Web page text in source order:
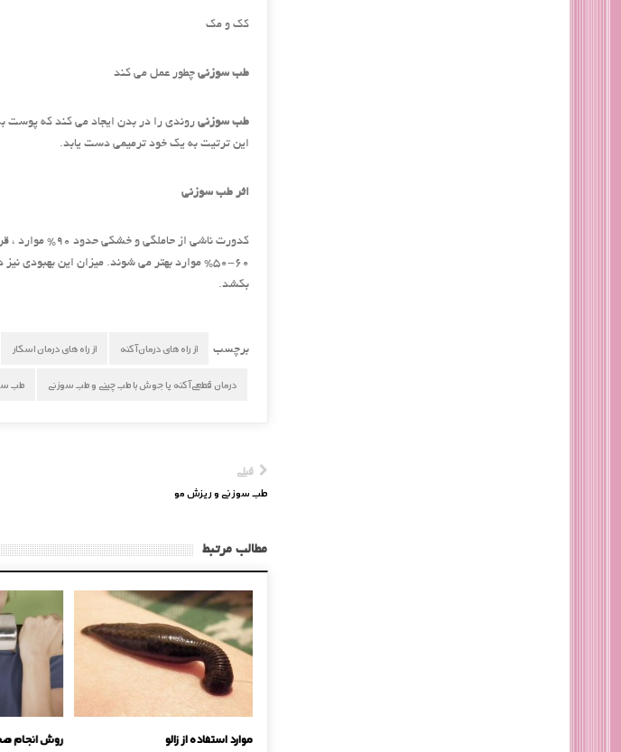
کک و مک
طب سوزنی چطور عمل می کند
طب سوزنی روندی را در بدن ایجاد می کند که پوست
این ترتیت به یک خود ترمیمی دست یابد.
اثر طب سوزنی
بکشد.
برچسب از راه های درمان آکنه از راه های درمان اسکار
درمان قطعی آکنه یا جوش با طب چینی و طب سوزنی طب
قبلی
طب سوزنی و ریزش مو
مطالب مرتبط
روش انجام موارد استفاده از زالو